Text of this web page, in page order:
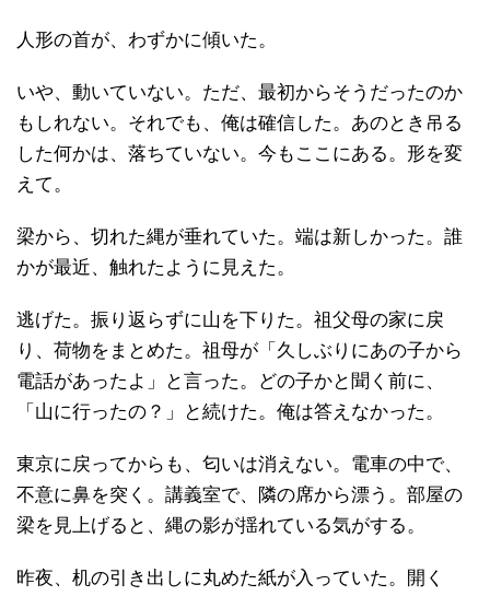
人形の首が、わずかに傾いた。
いや、動いていない。ただ、最初からそうだったのか
もしれない。それでも、俺は確信した。あのとき吊る
した何かは、落ちていない。今もここにある。形を変
えて。
梁から、切れた縄が垂れていた。端は新しかった。誰
かが最近、触れたように見えた。
逃げた。振り返らずに山を下りた。祖父母の家に戻
り、荷物をまとめた。祖母が「久しぶりにあの子から
電話があったよ」と言った。どの子かと聞く前に、
「山に行ったの？」と続けた。俺は答えなかった。
東京に戻ってからも、匂いは消えない。電車の中で、
不意に鼻を突く。講義室で、隣の席から漂う。部屋の
梁を見上げると、縄の影が揺れている気がする。
昨夜、机の引き出しに丸めた紙が入っていた。開く